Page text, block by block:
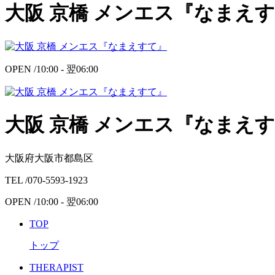
大阪 京橋 メンエス『なまえす
OPEN /10:00 - 翌06:00
大阪 京橋 メンエス『なまえす
大阪府大阪市都島区
TEL /070-5593-1923
OPEN /10:00 - 翌06:00
TOP
トップ
THERAPIST